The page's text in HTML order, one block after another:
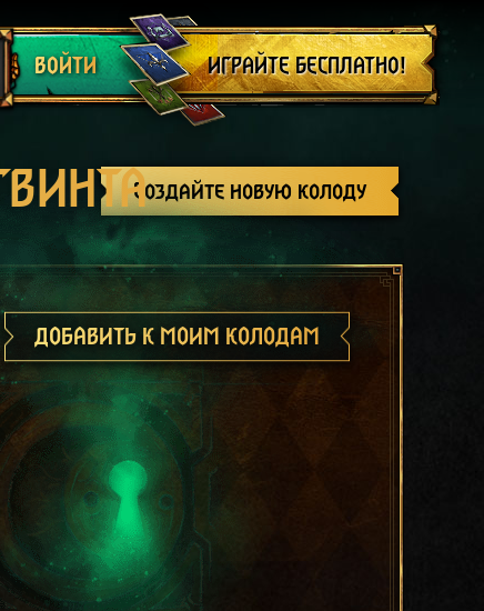
ВОЙТИ
Выйти
ИГРАЙТЕ БЕСПЛАТНО!
Создайте новую колоду
ДОБАВИТЬ К МОИМ КОЛОДАМ